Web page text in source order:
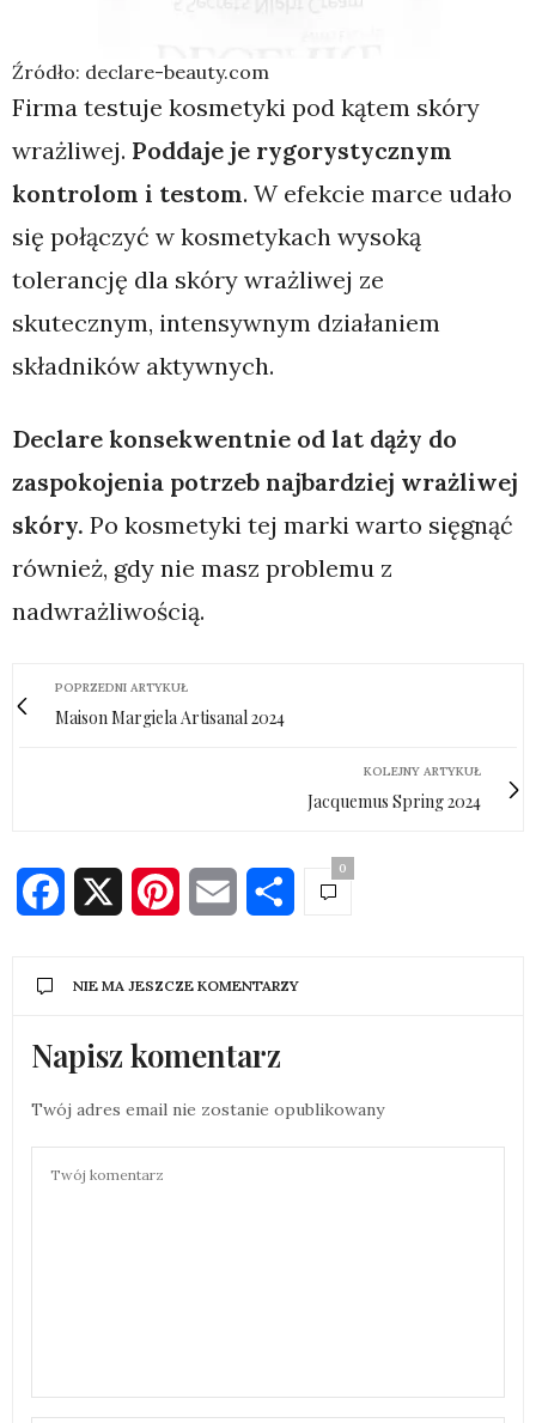
Źródło: declare-beauty.com
Firma testuje kosmetyki pod kątem skóry
wrażliwej. Poddaje je rygorystycznym
kontrolom i testom. W efekcie marce udało
się połączyć w kosmetykach wysoką
tolerancję dla skóry wrażliwej ze
skutecznym, intensywnym działaniem
składników aktywnych.
Declare konsekwentnie od lat dąży do
zaspokojenia potrzeb najbardziej wrażliwej
skóry. Po kosmetyki tej marki warto sięgnąć
również, gdy nie masz problemu z
nadwrażliwością.
POPRZEDNI ARTYKUŁ
Maison Margiela Artisanal 2024
KOLEJNY ARTYKUŁ
Jacquemus Spring 2024
Facebook PinterestEmail Share
0
NIE MA JESZCZE KOMENTARZY
Napisz komentarz
Twój adres email nie zostanie opublikowany